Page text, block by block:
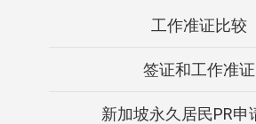
工作准证比较
签证和工作准证
新加坡永久居民PR申